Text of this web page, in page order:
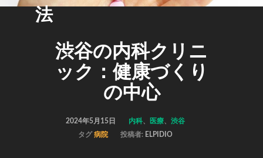
法
渋谷の内科クリニ
ック：健康づくり
の中心
2024年5月15日 内科、 医療、 渋谷
タグ病院 投稿者: ELPIDIO